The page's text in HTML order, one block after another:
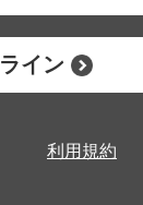
イン
利用規約